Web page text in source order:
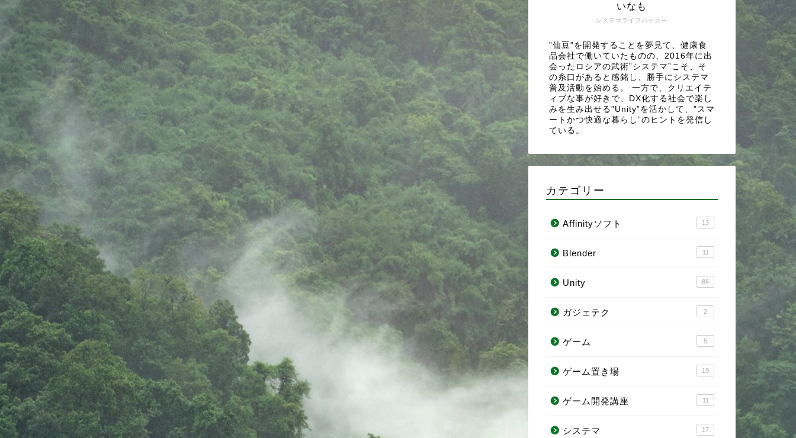
システマライフハッカー
いなも
”仙豆”を開発することを夢見て、健康食
品会社で働いていたものの、2016年に出
会ったロシアの武術”システマ”こそ、そ
の糸口があると感銘し、勝手にシステマ
普及活動を始める。 一方で、クリエイテ
ィブな事が好きで、DX化する社会で楽し
みを生み出せる"Unity”を活かして、”スマ
ートかつ快適な暮らし”のヒントを発信し
ている。
カテゴリー
Affinityソフト 13
Blender 11
Unity 86
ガジェテク 2
ゲーム 5
ゲーム置き場 19
ゲーム開発講座 11
システマ 17